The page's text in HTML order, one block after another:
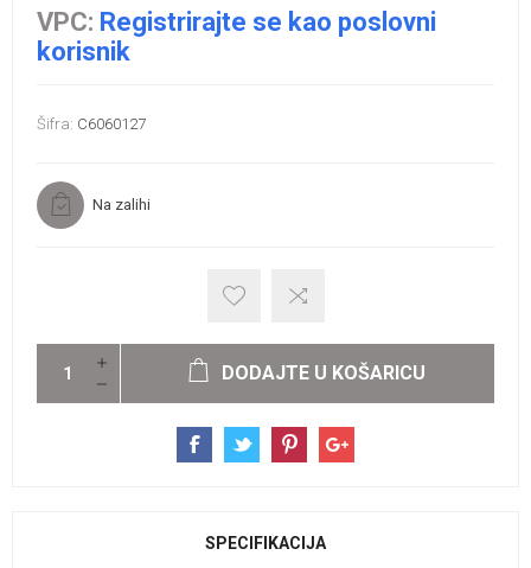
VPC: Registrirajte se kao poslovni
korisnik
Šifra: C6060127
Na zalihi
DODAJTE U KOŠARICU
SPECIFIKACIJA